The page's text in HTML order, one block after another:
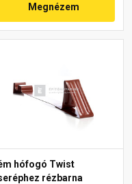
Megnézem
hófogó Twist
rézbarna